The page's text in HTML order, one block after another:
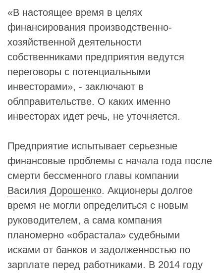
«В настоящее время в целях
финансирования производственно-
хозяйственной деятельности
собственниками предприятия ведутся
переговоры с потенциальными
инвесторами», - заключают в
облправительстве. О каких именно
инвесторах идет речь, не уточняется.
Предприятие испытывает серьезные
финансовые проблемы с начала года после
смерти бессменного главы компании
Василия Дорошенко. Акционеры долгое
время не могли определиться с новым
руководителем, а сама компания
планомерно «обрастала» судебными
исками от банков и задолженностью по
зарплате перед работниками. В 2014 году